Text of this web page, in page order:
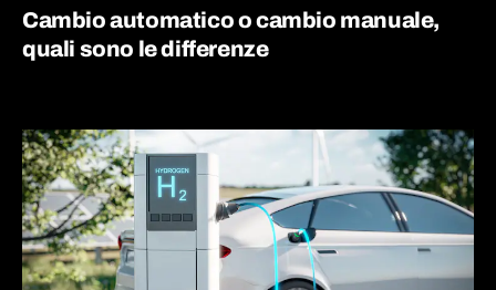
Cambio automatico o cambio manuale,
quali sono le differenze